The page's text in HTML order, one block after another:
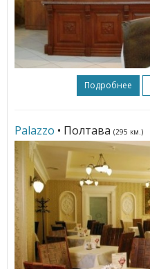
Подробнее
Palazzo • Полтава (295 км.)